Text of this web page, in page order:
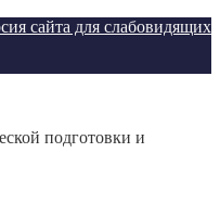
сайта для слабовидящих
подготовки и